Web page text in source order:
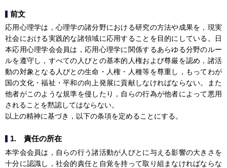
前文
応用心理学は，心理学の諸分野における研究の方法や成果を，現実
社会における実践的な諸領域に応用することを目的にしている。日
本応用心理学会会員は，応用心理学に関係するあらゆる分野のルー
ルを遵守し，すべての人びとの基本的人権および尊厳を認め，諸活
動の対象となる人びとの生命・人権・人種等を尊重し，もってわが
国の文化・福祉・平和の向上発展に貢献しなければならない。また
他者がこのような規準を侵したり，自らの行為が他者によって悪用
されることを黙認してはならない。
以上の精神に基づき，以下の条項を定めることにする。
1. 責任の所在
本学会会員は，自らの行う諸活動が人びとに与える影響の大きさを
十分に認識し，社会的責任と自覚を持って取り組まなければならな